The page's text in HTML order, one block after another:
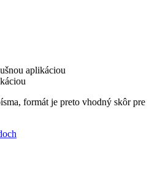
aplikáciou
formát je preto vhodný skôr pre